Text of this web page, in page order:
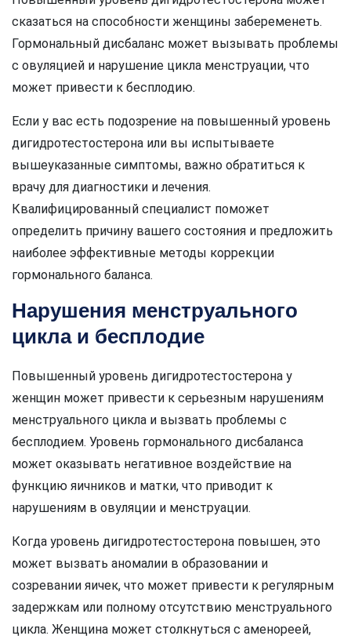
сказаться на способности женщины забеременеть.
Гормональный дисбаланс может вызывать проблемы
с овуляцией и нарушение цикла менструации, что
может привести к бесплодию.
Если у вас есть подозрение на повышенный уровень
дигидротестостерона или вы испытываете
вышеуказанные симптомы, важно обратиться к
врачу для диагностики и лечения.
Квалифицированный специалист поможет
определить причину вашего состояния и предложить
наиболее эффективные методы коррекции
гормонального баланса.
Нарушения менструального
цикла и бесплодие
Повышенный уровень дигидротестостерона у
женщин может привести к серьезным нарушениям
менструального цикла и вызвать проблемы с
бесплодием. Уровень гормонального дисбаланса
может оказывать негативное воздействие на
функцию яичников и матки, что приводит к
нарушениям в овуляции и менструации.
Когда уровень дигидротестостерона повышен, это
может вызвать аномалии в образовании и
созревании яичек, что может привести к регулярным
задержкам или полному отсутствию менструального
цикла. Женщина может столкнуться с аменореей,